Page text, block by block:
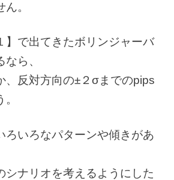
。
】で出てきたボリンジャーバ
ら、
、反対方向の±２σまでのpips
ろいろなパターンや傾きがあ
シナリオを考えるようにした